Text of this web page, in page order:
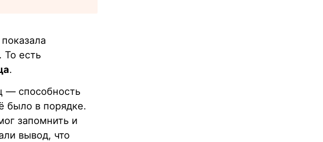
То есть
.
— способность
было в порядке.
запомнить и
вывод, что